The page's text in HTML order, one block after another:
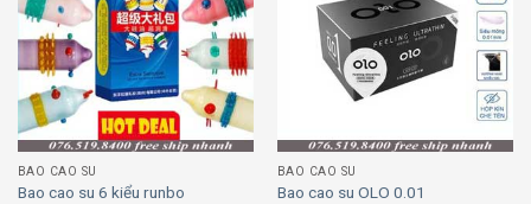
Add to
wishlist
BAO CAO SU
Bao cao su 6 kiểu runbo
Add to
wishlist
BAO CAO SU
Bao cao su OLO 0.01